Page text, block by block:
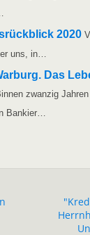
2020
uns, in…
Das
zwan­zig
Bankier…